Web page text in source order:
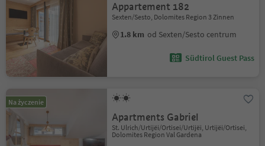
Appartement 182
Sexten/Sesto, Dolomites Region 3 Zinnen
1.8 km od Sexten/Sesto centrum
Südtirol Guest Pass
Na życzenie
Apartments Gabriel
St. Ulrich/Urtijëi/Ortisei/Urtijëi, Urtijëi/Ortisei,
Dolomites Region Val Gardena